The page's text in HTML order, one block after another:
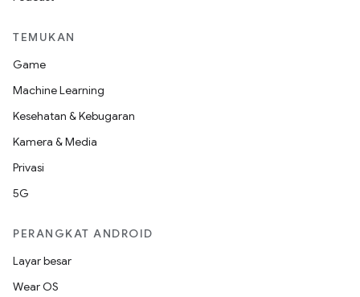
TEMUKAN
Game
Machine Learning
Kesehatan & Kebugaran
Kamera & Media
Privasi
5G
PERANGKAT ANDROID
Layar besar
Wear OS